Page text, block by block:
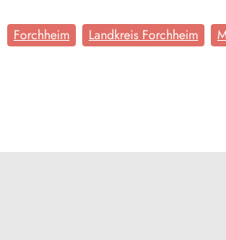
Forchheim Landkreis Forchheim